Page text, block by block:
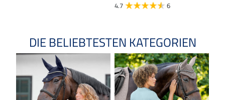
4.7 6
DIE BELIEBTESTEN KATEGORIEN